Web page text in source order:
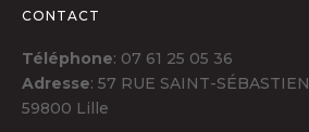
CONTACT
Téléphone: 07 61 25 05 36
Adresse: 57 RUE SAINT-SÉBASTIEN
59800 Lille